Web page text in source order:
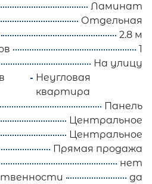
Ламинат
Отдельная
2.8 м
1
На улицу
Неугловая
квартира
Панель
Центральное
Центральное
Прямая продажа
нет
да